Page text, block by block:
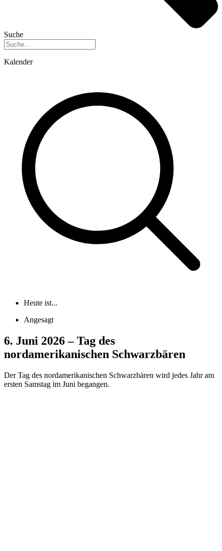
Suche
Kalender
Heute ist...
Angesagt
6. Juni 2026 – Tag des
nordamerikanischen Schwarzbären
Der Tag des nordamerikanischen Schwarzbären wird jedes Jahr am
ersten Samstag im Juni begangen.